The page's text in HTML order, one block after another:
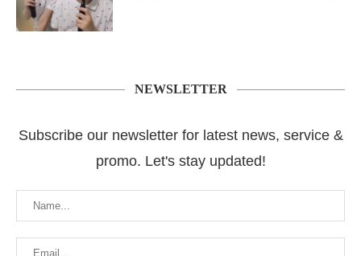
NEWSLETTER
Subscribe our newsletter for latest news, service &
promo. Let's stay updated!